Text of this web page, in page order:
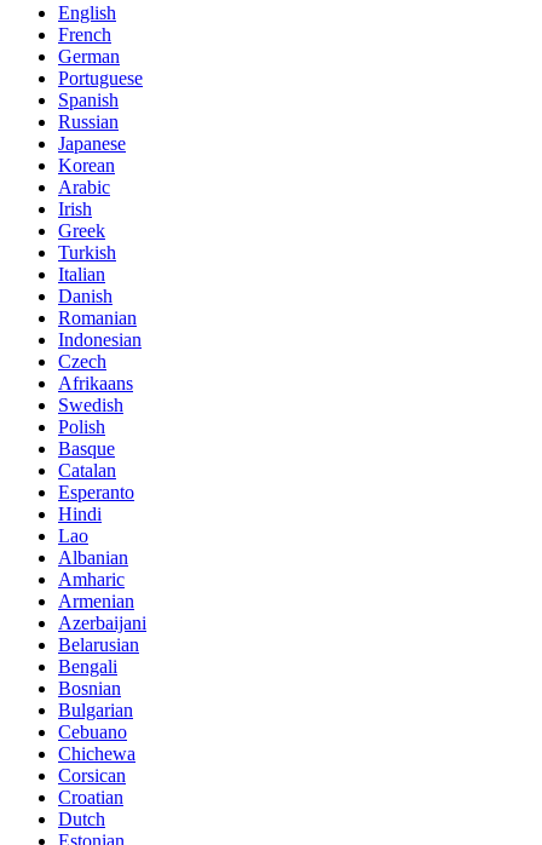
English
French
German
Portuguese
Spanish
Russian
Japanese
Korean
Arabic
Irish
Greek
Turkish
Italian
Danish
Romanian
Indonesian
Czech
Afrikaans
Swedish
Polish
Basque
Catalan
Esperanto
Hindi
Lao
Albanian
Amharic
Armenian
Azerbaijani
Belarusian
Bengali
Bosnian
Bulgarian
Cebuano
Chichewa
Corsican
Croatian
Dutch
Estonian